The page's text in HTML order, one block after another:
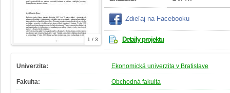
1 / 3
Zdieľaj na Facebooku
Detaily projektu
Univerzita: Ekonomická univerzita v Bratislave
Fakulta: Obchodná fakulta